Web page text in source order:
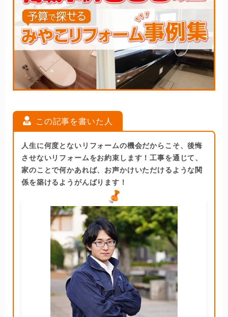
この記事を書いた人
人生に何度とないリフォームの機会だからこそ、後悔
させないリフォームをお約束します！工事を通じて、
家のことで何かあれば、お声かけいただけるような関
係を築けるようがんばります！